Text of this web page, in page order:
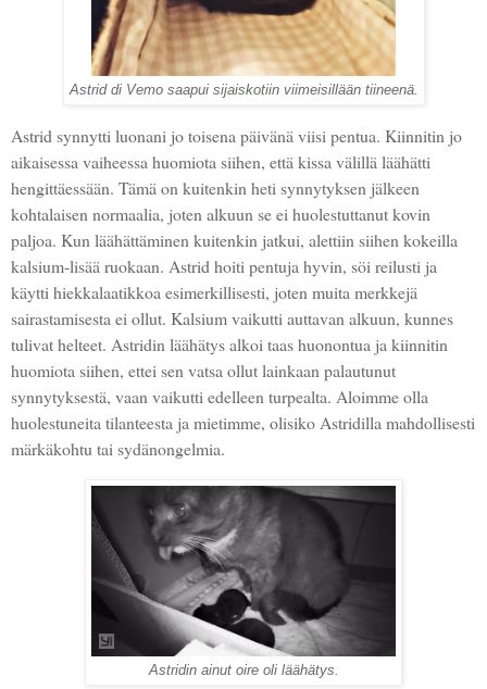
Astrid di Vemo saapui sijaiskotiin viimeisillään tiineenä.
Astrid synnytti luonani jo toisena päivänä viisi pentua. Kiinnitin jo
aikaisessa vaiheessa huomiota siihen, että kissa välillä läähätti
hengittäessään. Tämä on kuitenkin heti synnytyksen jälkeen
kohtalaisen normaalia, joten alkuun se ei huolestuttanut kovin
paljoa. Kun läähättäminen kuitenkin jatkui, alettiin siihen kokeilla
kalsium-lisää ruokaan. Astrid hoiti pentuja hyvin, söi reilusti ja
käytti hiekkalaatikkoa esimerkillisesti, joten muita merkkejä
sairastamisesta ei ollut. Kalsium vaikutti auttavan alkuun, kunnes
tulivat helteet. Astridin läähätys alkoi taas huonontua ja kiinnitin
huomiota siihen, ettei sen vatsa ollut lainkaan palautunut
synnytyksestä, vaan vaikutti edelleen turpealta. Aloimme olla
huolestuneita tilanteesta ja mietimme, olisiko Astridilla mahdollisesti
märkäkohtu tai sydänongelmia.
Astridin ainut oire oli läähätys.